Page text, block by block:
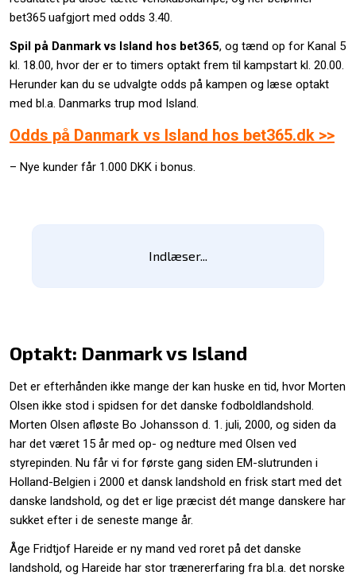
bet365 uafgjort med odds 3.40.
Spil på Danmark vs Island hos bet365, og tænd op for Kanal 5
kl. 18.00, hvor der er to timers optakt frem til kampstart kl. 20.00.
Herunder kan du se udvalgte odds på kampen og læse optakt
med bl.a. Danmarks trup mod Island.
Odds på Danmark vs Island hos bet365.dk >>
– Nye kunder får 1.000 DKK i bonus.
Indlæser...
Optakt: Danmark vs Island
Det er efterhånden ikke mange der kan huske en tid, hvor Morten
Olsen ikke stod i spidsen for det danske fodboldlandshold.
Morten Olsen afløste Bo Johansson d. 1. juli, 2000, og siden da
har det været 15 år med op- og nedture med Olsen ved
styrepinden. Nu får vi for første gang siden EM-slutrunden i
Holland-Belgien i 2000 et dansk landshold en frisk start med det
danske landshold, og det er lige præcist dét mange danskere har
sukket efter i de seneste mange år.
Åge Fridtjof Hareide er ny mand ved roret på det danske
landshold, og Hareide har stor trænererfaring fra bl.a. det norske